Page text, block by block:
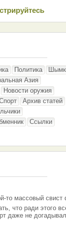
Политика
Азия
Новости оружия
Архив статей
Ссылки
то массовый свист
что ради этого
даже не